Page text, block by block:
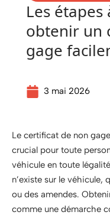
Les
obtenir un
gage
3 mai 2026
Le certificat de non
crucial pour toute
véhicule en toute
n’existe sur le véhicule,
ou des amendes.
comme une démarche